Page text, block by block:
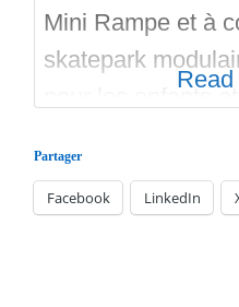
Mini Rampe et à
skatepark
pour les enfants
et la Mini Rampe
horaires
Partager
Facebook LinkedIn